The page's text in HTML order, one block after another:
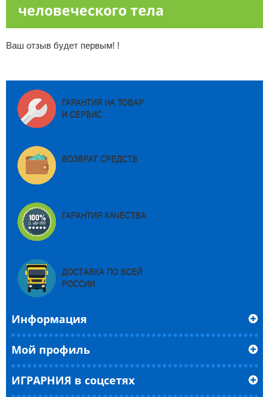
человеческого тела
Ваш отзыв будет первым! !
ГАРАНТИЯ НА ТОВАР
И СЕРВИС
ВОЗВРАТ СРЕДСТВ
ГАРАНТИЯ КАЧЕСТВА
ДОСТАВКА ПО ВСЕЙ
РОССИИ
Информация
Мой профиль
ИГРАРНИЯ в соцсетях